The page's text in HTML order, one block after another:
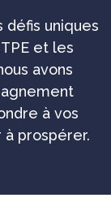
défis uniques
et les
avons
à vos
à prospérer.